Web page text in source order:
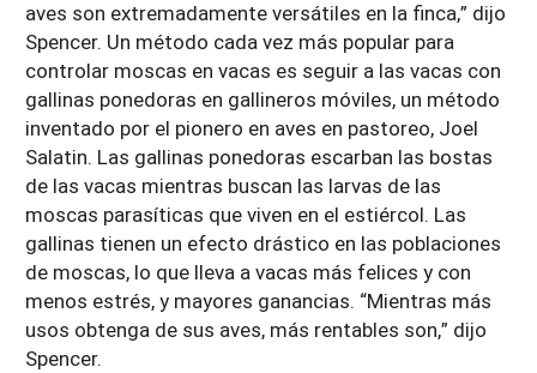
aves son extremadamente versátiles en la finca,” dijo
Spencer. Un método cada vez más popular para
controlar moscas en vacas es seguir a las vacas con
gallinas ponedoras en gallineros móviles, un método
inventado por el pionero en aves en pastoreo, Joel
Salatin. Las gallinas ponedoras escarban las bostas
de las vacas mientras buscan las larvas de las
moscas parasíticas que viven en el estiércol. Las
gallinas tienen un efecto drástico en las poblaciones
de moscas, lo que lleva a vacas más felices y con
menos estrés, y mayores ganancias. “Mientras más
usos obtenga de sus aves, más rentables son,” dijo
Spencer.